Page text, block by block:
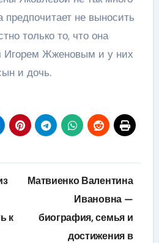
предпочитает не выносить
только то, что она
Игорем Жженовым и у них
и дочь.
к
Матвиенко Валентина
Ивановна —
биография, семья и
достижения в